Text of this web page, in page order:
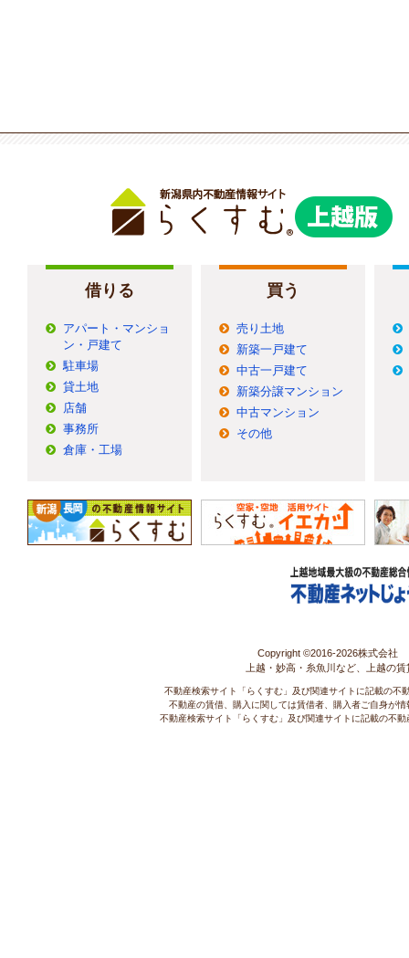
借りる
アパート・マンショ
ン・戸建て
駐車場
貸土地
店舗
事務所
倉庫・工場
買う
売り土地
新築一戸建て
中古一戸建て
新築分譲マンション
中古マンション
その他
Copyright ©2016-2026株式会社
上越・妙高・糸魚川など、上越の
不動産検索サイト「らくすむ」及び関連サイトに記載の不
不動産の賃借、購入に関しては賃借者、購入者ご自身が
不動産検索サイト「らくすむ」及び関連サイトに記載の不